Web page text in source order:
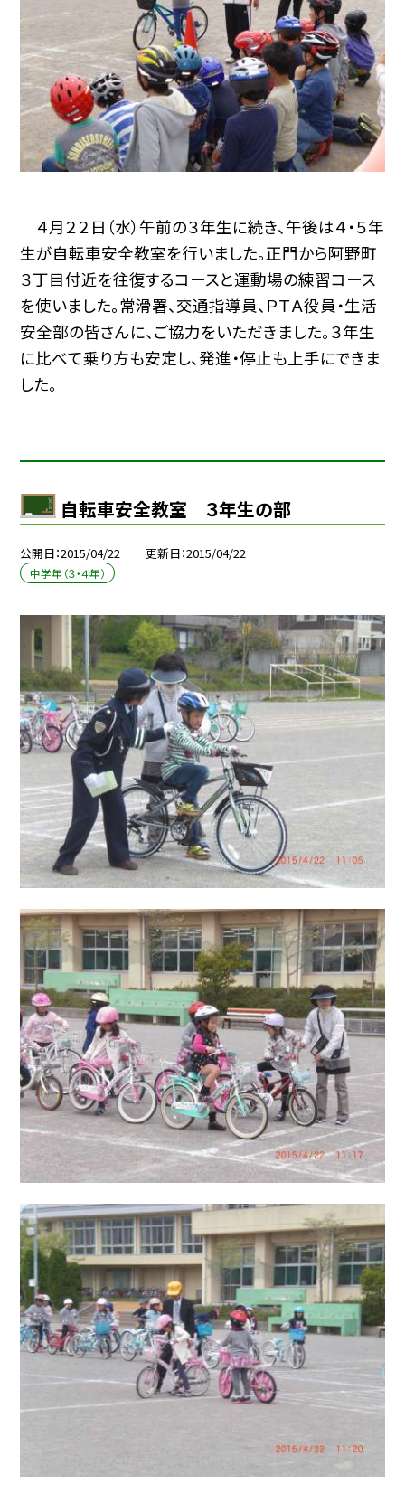
４月２２日（水）午前の３年生に続き、午後は４・５年
生が自転車安全教室を行いました。正門から阿野町
３丁目付近を往復するコースと運動場の練習コース
を使いました。常滑署、交通指導員、ＰＴＡ役員・生活
安全部の皆さんに、ご協力をいただきました。３年生
に比べて乗り方も安定し、発進・停止も上手にできま
した。
自転車安全教室 ３年生の部
公開日 2015/04/22 更新日 2015/04/22
中学年（３・４年）